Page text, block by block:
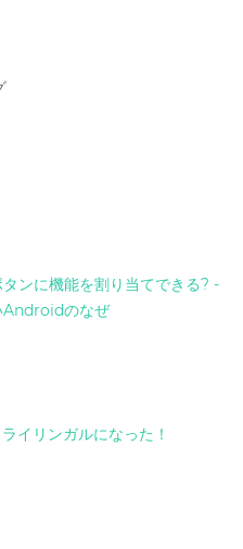
ンに機能を割り当てできる? -
Androidのなぜ
イリンガルになった！